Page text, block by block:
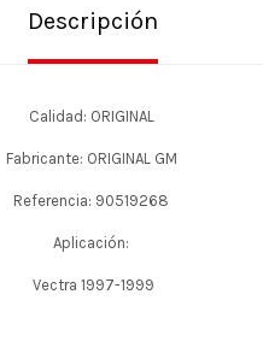
Descripción
Calidad: ORIGINAL
Fabricante: ORIGINAL GM
Referencia: 90519268
Aplicación:
Vectra 1997-1999